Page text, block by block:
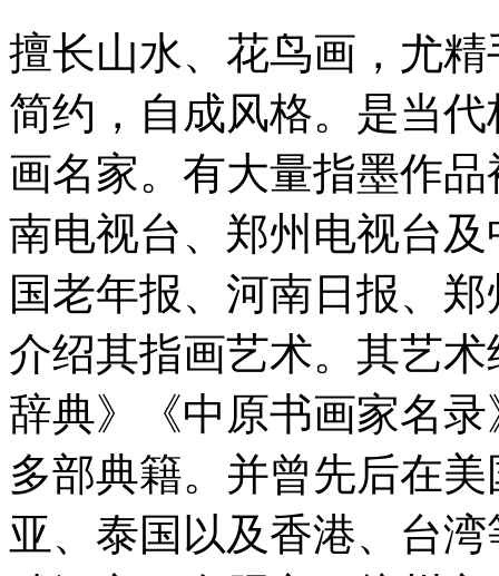
擅长山水、花鸟画，尤
简约，自成风格。是当
画名家。有大量指墨作
南电视台、郑州电视台
国老年报、河南日报、
介绍其指画艺术。其艺
辞典》《中原书画家名
多部典籍。并曾先后在
亚、泰国以及香港、台